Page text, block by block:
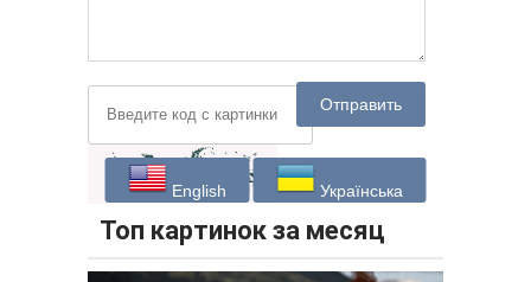
Отправить
English Українська
Топ картинок за месяц